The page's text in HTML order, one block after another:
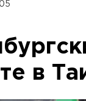
в